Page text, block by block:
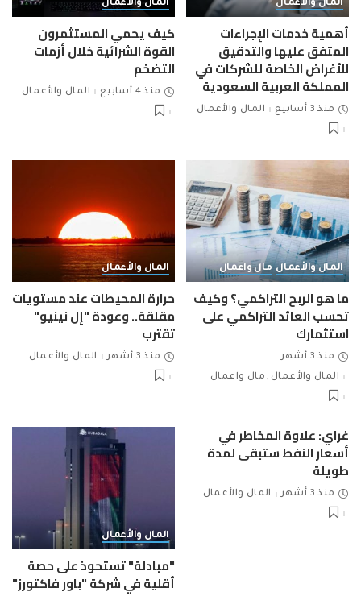
المال والأعمال
أهمية خدمات الإجراءات
المتفق عليها والتدقيق
للأغراض الخاصة للشركات في
المملكة العربية السعودية
منذ 3 أسابيع المال والأعمال
المال والأعمال
كيف يحمي المستثمرون
القوة الشرائية خلال أزمات
التضخم
منذ 4 أسابيع المال والأعمال
المال والأعمال مال واعمال
ما هو الربح التراكمي؟ وكيف
تحسب العائد التراكمي على
استثمارك
منذ 3 أشهر
المال والأعمال
مال واعمال
المال والأعمال
حرارة المحيطات عند مستويات
مقلقة.. وعودة "إل نينيو"
تقترب
منذ 3 أشهر المال والأعمال
غراي: علاوة المخاطر في
أسعار النفط ستبقى لمدة
طويلة
منذ 3 أشهر المال والأعمال
المال والأعمال
"مبادلة" تستحوذ على حصة
أقلية في شركة "باور فاكتورز"